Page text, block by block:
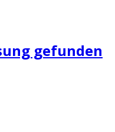
gefunden